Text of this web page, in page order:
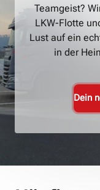
Teamgeist?
LKW-Flotte
Lust auf ein
in der
Dein